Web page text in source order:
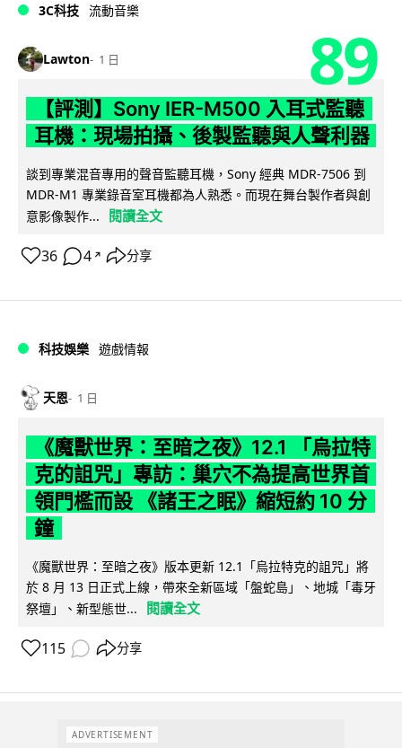
3C科技 流動音樂
Lawton 1 日 89
【評測】Sony IER-M500 入耳式監聽
耳機：現場拍攝、後製監聽與人聲利器
談到專業混音專用的聲音監聽耳機，Sony 經典 MDR-7506 到
MDR-M1 專業錄音室耳機都為人熟悉。而現在舞台製作者與創
意影像製作...
閱讀全文
36 4 ↗ 分享
科技娛樂 遊戲情報
天恩 1 日
《魔獸世界：至暗之夜》12.1 「烏拉特
克的詛咒」專訪：巢穴不為提高世界首
領門檻而設 《諸王之眠》縮短約 10 分
鐘
《魔獸世界：至暗之夜》版本更新 12.1「烏拉特克的詛咒」將
於 8 月 13 日正式上線，帶來全新區域「盤蛇島」、地城「毒牙
祭壇」、新型態世...
閱讀全文
115 分享
ADVERTISEMENT